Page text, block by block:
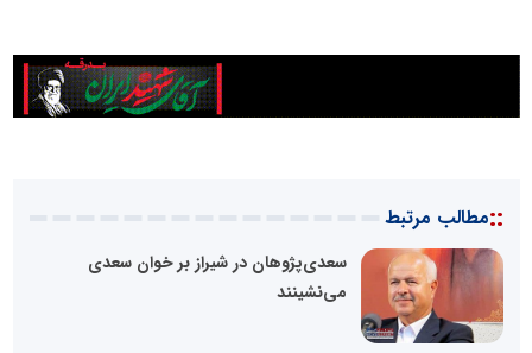
::مطالب مرتبط
سعدی‌پژوهان در شیراز بر خوان سعدی
می‌نشینند